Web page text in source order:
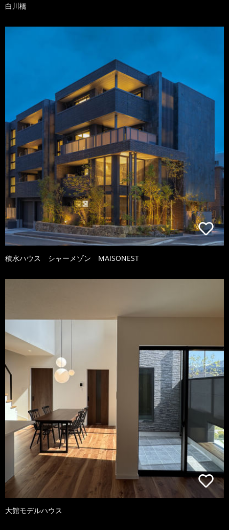
白川橋
積水ハウス シャーメゾン MAISONEST
大館モデルハウス